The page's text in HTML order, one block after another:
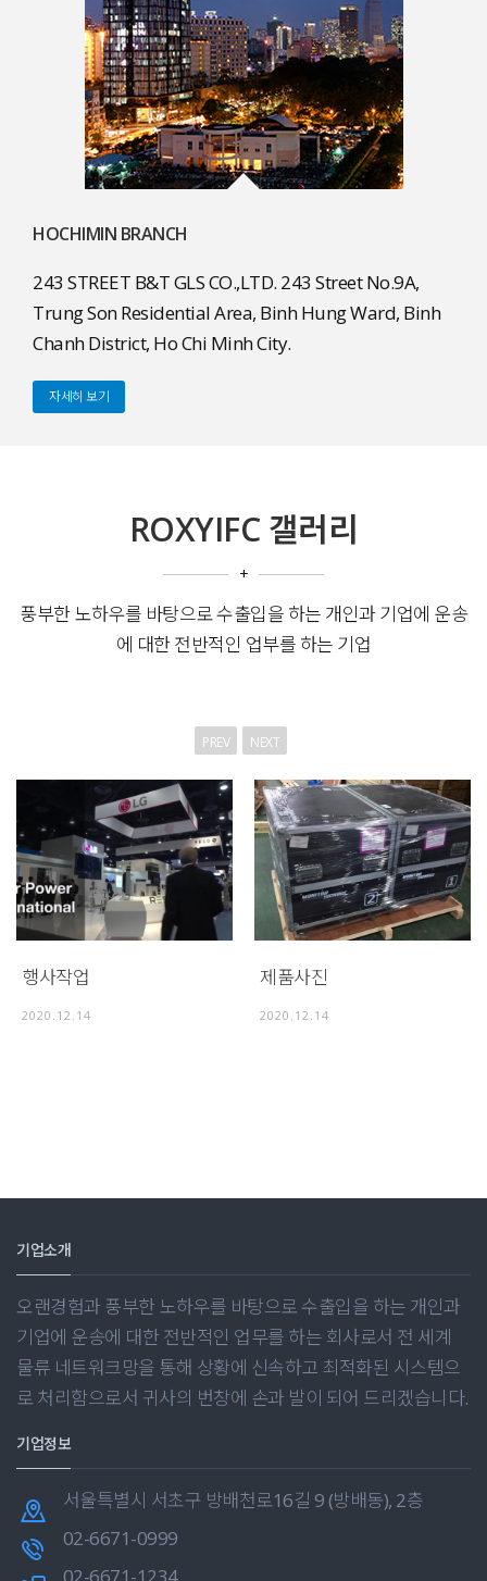
HOCHIMIN BRANCH
243 STREET B&T GLS CO.,LTD. 243 Street No.9A,
Trung Son Residential Area, Binh Hung Ward, Binh
Chanh District, Ho Chi Minh City.
자세히 보기
ROXYIFC 갤러리
+
풍부한 노하우를 바탕으로 수출입을 하는 개인과 기업에 운송
에 대한 전반적인 업부를 하는 기업
행사작업
2020.12.14
제품사진
2020.12.14
PREV NEXT
기업소개
오랜경험과 풍부한 노하우를 바탕으로 수출입을 하는 개인과
기업에 운송에 대한 전반적인 업무를 하는 회사로서 전 세계
물류 네트워크망을 통해 상황에 신속하고 최적화된 시스템으
로 처리함으로서 귀사의 번창에 손과 발이 되어 드리겠습니다.
기업정보
서울특별시 서초구 방배천로16길 9 (방배동), 2층
02-6671-0999
02-6671-1234